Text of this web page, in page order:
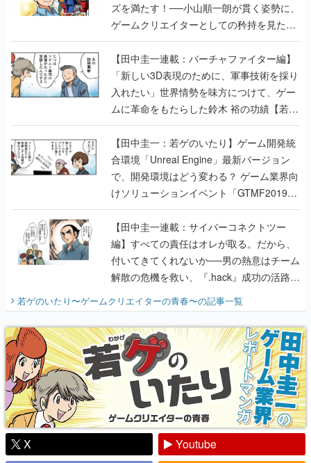
ズを満たす！──小山順一朗が貫く姿勢に、
ゲームクリエイターとしての矜持を見た
【若ゲのいたり最終回】
【田中圭一連載：バーチャファイター編】
「新しい3D表現のために、軍事技術を採り
入れたい」世界情勢を味方につけて、ゲー
ムに革命をもたらした鈴木 裕の功績【若ゲ
のいたり】
【田中圭一：若ゲのいたり】ゲーム開発統
合環境「Unreal Engine」最新バージョン
で、開発環境はどう変わる？ ゲーム業界向
けソリューションイベント「GTMF2019」
に行って、より理解を深めよう【PR】
【田中圭一連載：サイバーコネクトツー
編】すべての責任はオレが取る。だから、
付いてきてくれないか──男の熱意はチーム
解散の危機を救い、『.hack』成功の活路を
開く。業界の快男児・松山 洋に流れる血は
『少年ジャンプ』色だった【若ゲのいた
り】
若ゲのいたり〜ゲームクリエイターの青春〜の記事一覧
X
Youtube